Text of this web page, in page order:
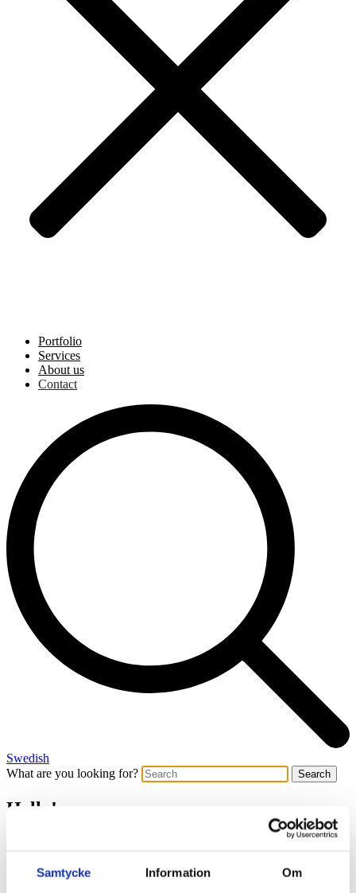
Samtycke Information Om
Portfolio
Services
About us
Contact
Swedish
What are you looking for?
Search
Hello!
Hello! With +350 talents across 14 offices in Sweden and one in
below, your nearest office, or our main switchboard.